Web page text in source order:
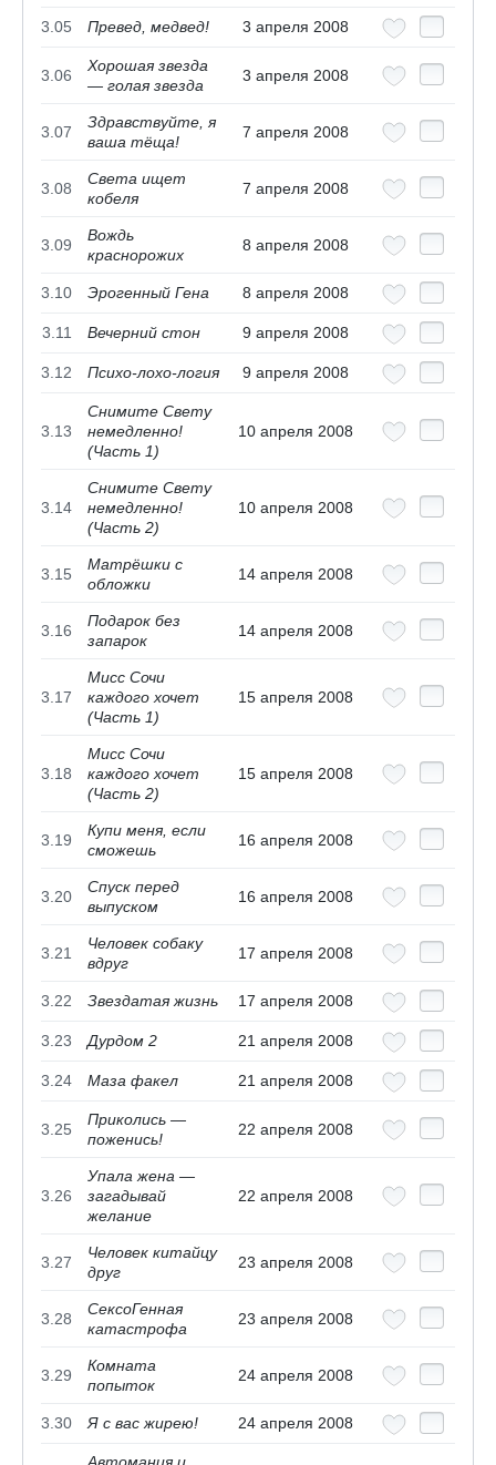
3.05 Превед, медвед! 3 апреля 2008
3.06
Хорошая звезда
— голая звезда
3 апреля 2008
3.07
Здравствуйте, я
ваша тёща!
7 апреля 2008
3.08
Света ищет
кобеля
7 апреля 2008
3.09
Вождь
краснорожих
8 апреля 2008
3.10 Эрогенный Гена 8 апреля 2008
3.11 Вечерний стон 9 апреля 2008
3.12 Психо-лохо-логия 9 апреля 2008
3.13
Снимите Свету
немедленно!
(Часть 1)
10 апреля 2008
3.14
Снимите Свету
немедленно!
(Часть 2)
10 апреля 2008
3.15
Матрёшки с
обложки
14 апреля 2008
3.16
Подарок без
запарок
14 апреля 2008
3.17
Мисс Сочи
каждого хочет
(Часть 1)
15 апреля 2008
3.18
Мисс Сочи
каждого хочет
(Часть 2)
15 апреля 2008
3.19
Купи меня, если
сможешь
16 апреля 2008
3.20
Спуск перед
выпуском
16 апреля 2008
3.21
Человек собаку
вдруг
17 апреля 2008
3.22 Звездатая жизнь 17 апреля 2008
3.23 Дурдом 2 21 апреля 2008
3.24 Маза факел 21 апреля 2008
3.25
Приколись —
поженись!
22 апреля 2008
3.26
Упала жена —
загадывай
желание
22 апреля 2008
3.27
Человек китайцу
друг
23 апреля 2008
3.28
СексоГенная
катастрофа
23 апреля 2008
3.29
Комната
попыток
24 апреля 2008
3.30 Я с вас жирею! 24 апреля 2008
Автомания и